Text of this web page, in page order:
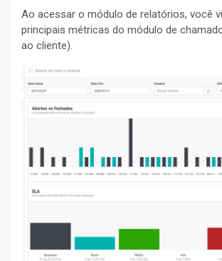
Ao acessar o módulo de relatórios, você
principais métricas do módulo de
ao cliente).